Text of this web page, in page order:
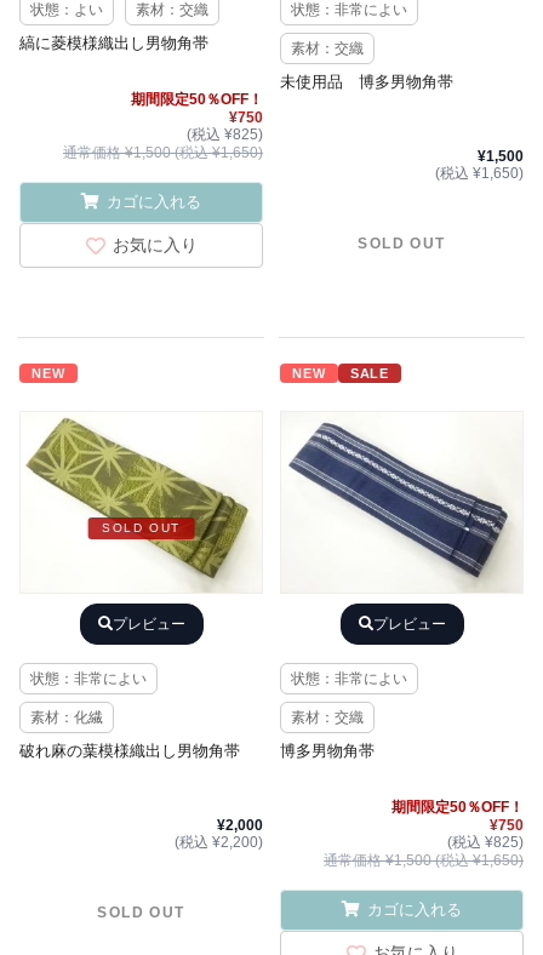
状態：よい 素材：交織
縞に菱模様織出し男物角帯
期間限定50％OFF！
¥750
(税込 ¥825)
通常価格 ¥1,500 (税込 ¥1,650)
カゴに入れる
お気に入り
状態：非常によい
素材：交織
未使用品 博多男物角帯
¥1,500
(税込 ¥1,650)
SOLD OUT
NEW
SOLD OUT
プレビュー
状態：非常によい
素材：化繊
破れ麻の葉模様織出し男物角帯
¥2,000
(税込 ¥2,200)
SOLD OUT
NEW SALE
プレビュー
状態：非常によい
素材：交織
博多男物角帯
期間限定50％OFF！
¥750
(税込 ¥825)
通常価格 ¥1,500 (税込 ¥1,650)
カゴに入れる